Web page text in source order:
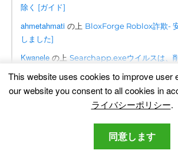
除く [ガイド]
ahmetahmati の上 BloxForge Roblox詐欺-
しました]
Kwanele の上Searchapp.exeウイルスは、
Omogoloの上 Phumpauk.com ウイルス除
This website uses cookies to improve user
our website you consent to all cookies in
ライバシーポリシー.
同意します